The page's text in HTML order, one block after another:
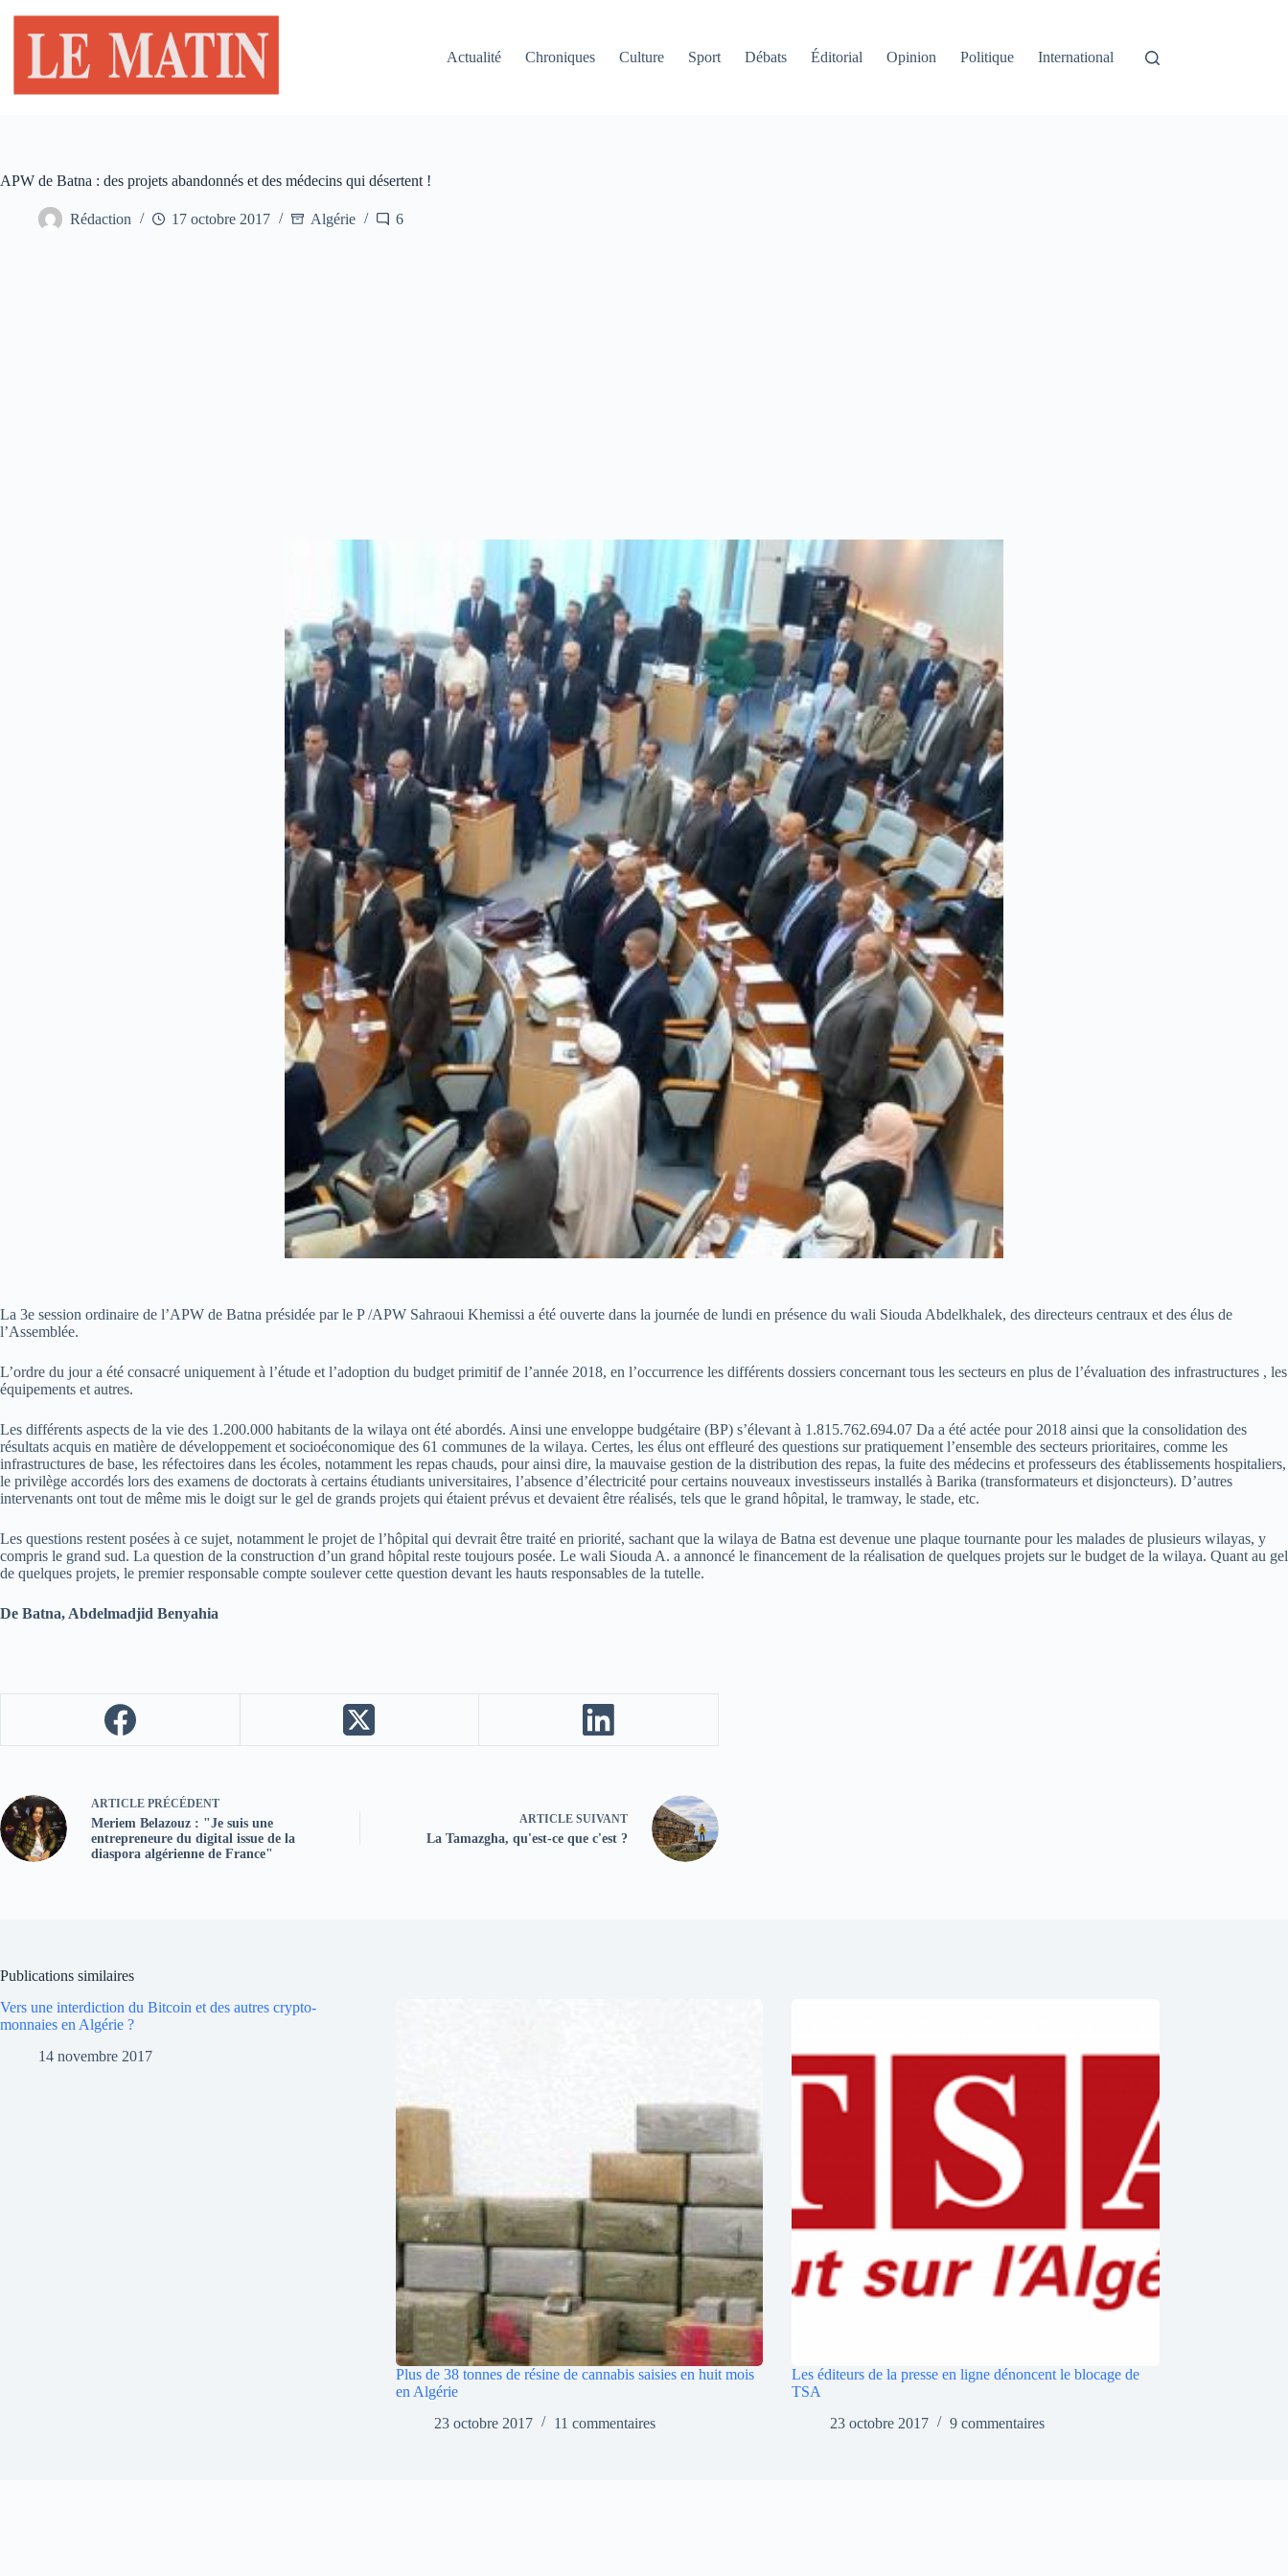
contenu
Actualité
Chroniques Culture Sport Débats Éditorial Opinion Politique International
APW de Batna : des projets abandonnés et des médecins qui désertent !
Rédaction 17 octobre 2017 Algérie 6
La 3e session ordinaire de l’APW de Batna présidée par le P /APW Sahraoui Khemissi a été ouverte dans la journée de lundi en présence du wali Siouda Abdelkhalek, des directeurs centraux et des élus de
l’Assemblée.
L’ordre du jour a été consacré uniquement à l’étude et l’adoption du budget primitif de l’année 2018, en l’occurrence les différents dossiers concernant tous les secteurs en plus de l’évaluation des infrastructures , les
équipements et autres.
Les différents aspects de la vie des 1.200.000 habitants de la wilaya ont été abordés. Ainsi une enveloppe budgétaire (BP) s’élevant à 1.815.762.694.07 Da a été actée pour 2018 ainsi que la consolidation des
résultats acquis en matière de développement et socioéconomique des 61 communes de la wilaya. Certes, les élus ont effleuré des questions sur pratiquement l’ensemble des secteurs prioritaires, comme les
infrastructures de base, les réfectoires dans les écoles, notamment les repas chauds, pour ainsi dire, la mauvaise gestion de la distribution des repas, la fuite des médecins et professeurs des établissements hospitaliers,
le privilège accordés lors des examens de doctorats à certains étudiants universitaires, l’absence d’électricité pour certains nouveaux investisseurs installés à Barika (transformateurs et disjoncteurs). D’autres
intervenants ont tout de même mis le doigt sur le gel de grands projets qui étaient prévus et devaient être réalisés, tels que le grand hôpital, le tramway, le stade, etc.
Les questions restent posées à ce sujet, notamment le projet de l’hôpital qui devrait être traité en priorité, sachant que la wilaya de Batna est devenue une plaque tournante pour les malades de plusieurs wilayas, y
compris le grand sud. La question de la construction d’un grand hôpital reste toujours posée. Le wali Siouda A. a annoncé le financement de la réalisation de quelques projets sur le budget de la wilaya. Quant au gel
de quelques projets, le premier responsable compte soulever cette question devant les hauts responsables de la tutelle.
De Batna, Abdelmadjid Benyahia
ARTICLE PRÉCÉDENT
Meriem Belazouz : "Je suis une
entrepreneure du digital issue de la
diaspora algérienne de France"
ARTICLE SUIVANT
La Tamazgha, qu'est-ce que c'est ?
Publications similaires
Vers une interdiction du Bitcoin et des autres crypto-
monnaies en Algérie ?
14 novembre 2017
Plus de 38 tonnes de résine de cannabis saisies en huit mois
en Algérie
23 octobre 2017
11 commentaires
Les éditeurs de la presse en ligne dénoncent le blocage de
TSA
23 octobre 2017
9 commentaires